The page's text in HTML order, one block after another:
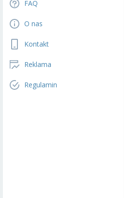
FAQ
O nas
Kontakt
Reklama
Regulamin